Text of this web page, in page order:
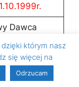
Dawca
3000ml.
którym nasz
się więcej na
Odrzucam